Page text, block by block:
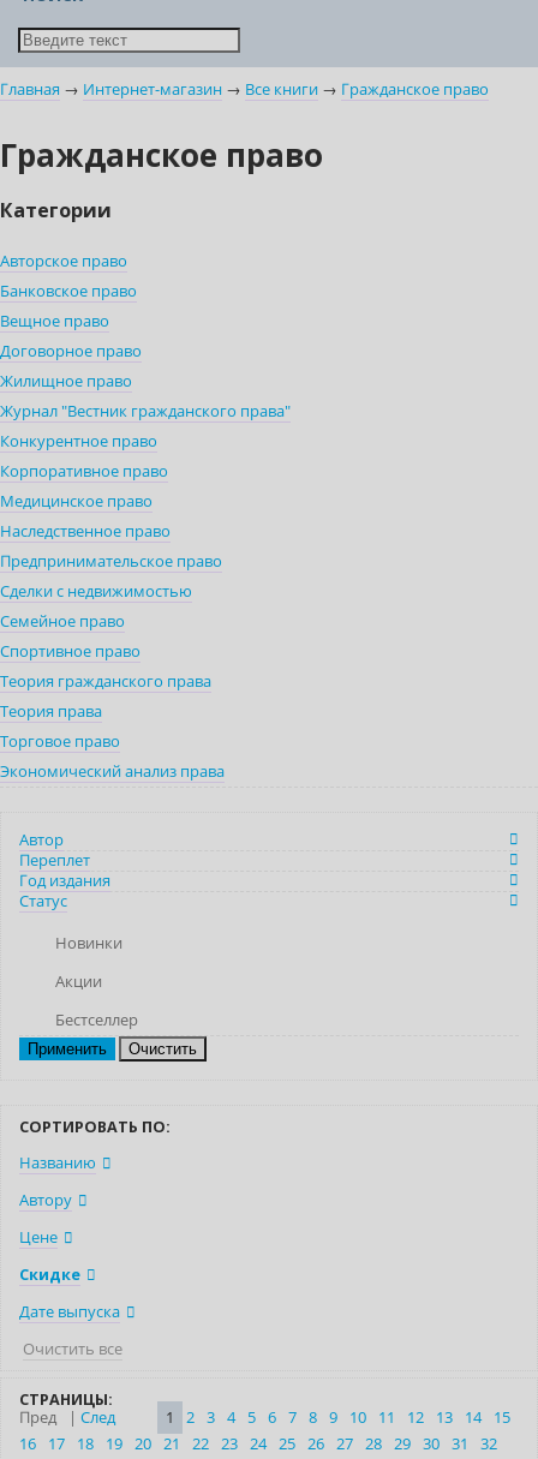
Главная → Интернет-магазин → Все книги → Гражданское право
Гражданское право
Категории
Авторское право
Банковское право
Вещное право
Договорное право
Жилищное право
Журнал "Вестник гражданского права"
Конкурентное право
Корпоративное право
Медицинское право
Наследственное право
Предпринимательское право
Сделки с недвижимостью
Семейное право
Спортивное право
Теория гражданского права
Теория права
Торговое право
Экономический анализ права
Автор
Переплет
Год издания
Статус
Новинки
Акции
Бестселлер
Очистить
СОРТИРОВАТЬ ПО:
Названию
Автору
Цене
Скидке
Дате выпуска
Очистить все
СТРАНИЦЫ:
Пред
| След 1 2 3 4 5 6 7 8 9 10 11 12 13 14
15
16
17 18 19 20 21 22 23 24 25 26 27 28 29 30 31
32